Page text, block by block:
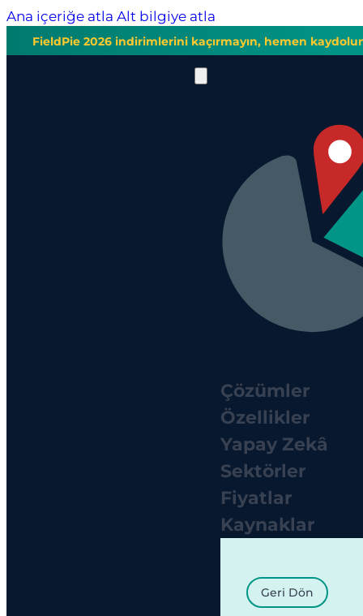
Ana içeriğe atla Alt bilgiye atla
FieldPie 2026 indirimlerini kaçırmayın, hemen
Çözümler
Özellikler
Yapay Zekâ
Sektörler
Fiyatlar
Kaynaklar
Geri Dön